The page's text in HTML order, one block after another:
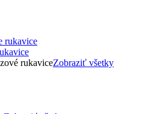
rukaviceZobraziť všetky